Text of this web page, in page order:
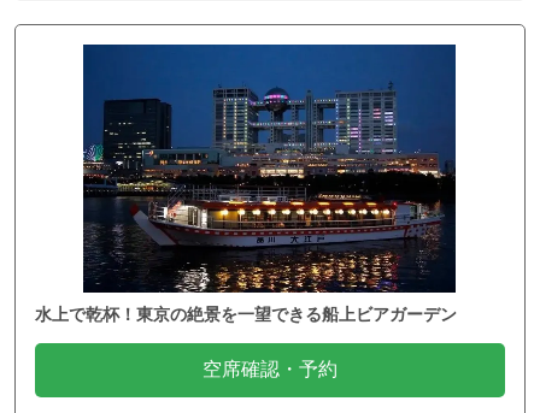
水上で乾杯！東京の絶景を一望できる船上ビアガーデン
空席確認・予約